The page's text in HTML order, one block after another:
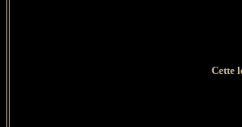
Cette